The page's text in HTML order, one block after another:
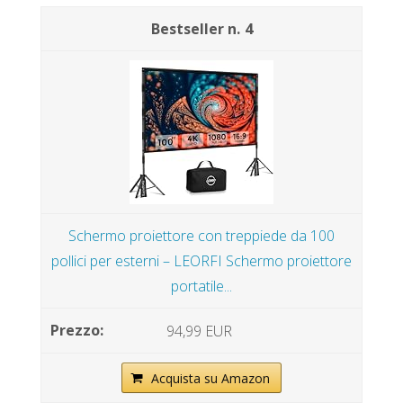
4
Schermo proiettore con treppiede da 100
pollici per esterni – LEORFI Schermo proiettore
portatile...
94,99 EUR
Acquista su Amazon